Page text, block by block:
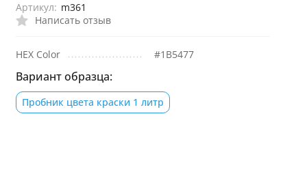
Написать отзыв
Артикул: m361
HEX Color #1B5477
Вариант образца:
Пробник цвета краски 1 литр